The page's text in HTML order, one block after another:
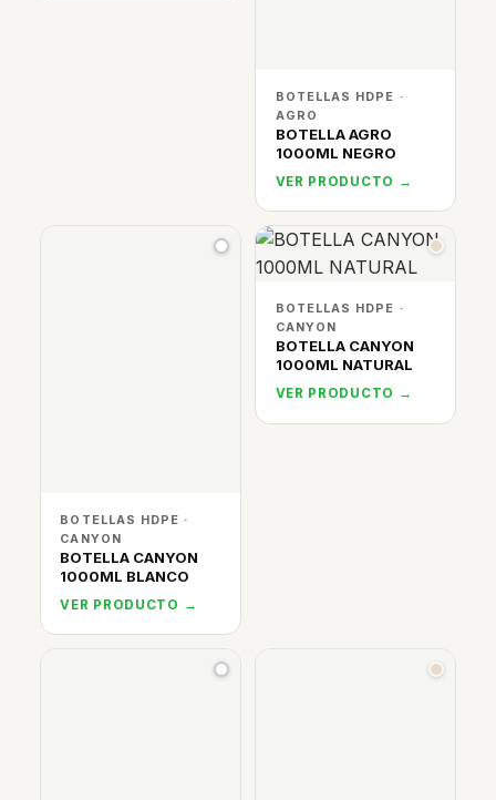
BOTELLAS HDPE ·
AGRO
BOTELLA AGRO
1000ML NEGRO
VER PRODUCTO →
BOTELLAS HDPE ·
CANYON
BOTELLA CANYON
1000ML BLANCO
VER PRODUCTO →
BOTELLAS HDPE ·
CANYON
BOTELLA CANYON
1000ML NATURAL
VER PRODUCTO →